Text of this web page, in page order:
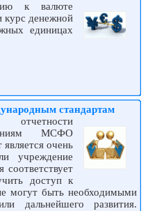
к валюте
курс денежной
единицах
стандартам
отчетности
МСФО
является очень
учреждение
соответствует
доступ к
могут быть необходимыми
дальнейшего развития.